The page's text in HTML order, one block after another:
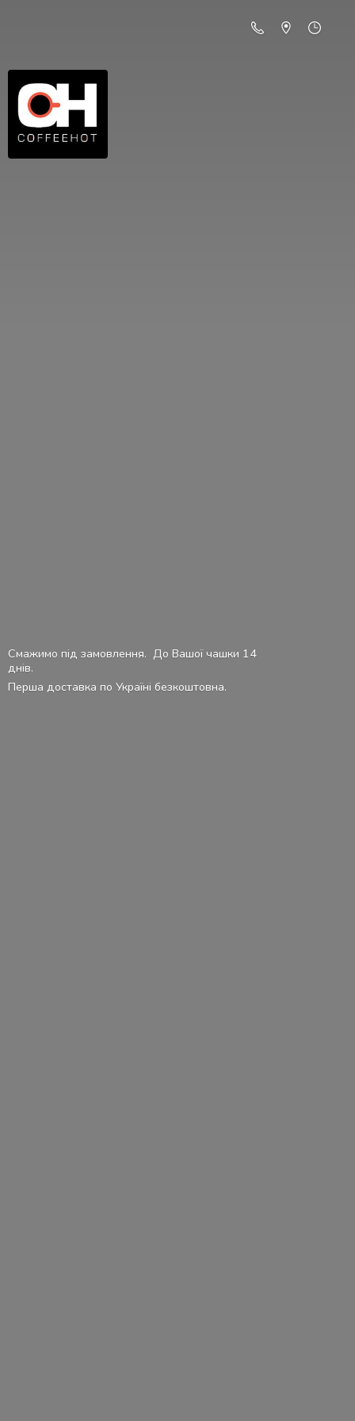
Смажимо під замовлення. До Вашої чашки 14
днів.
Перша доставка по Україні безкоштовна.